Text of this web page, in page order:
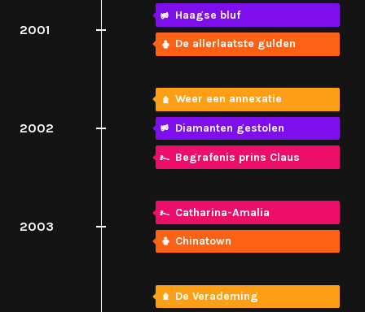
2001
Haagse bluf
De allerlaatste gulden
2002
Weer een annexatie
Diamanten gestolen
Begrafenis prins Claus
2003
Catharina-Amalia
Chinatown
De Verademing